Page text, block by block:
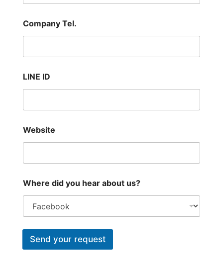
Company Tel.
LINE ID
*
N
m
Website
Where did you hear about us?
Send your request